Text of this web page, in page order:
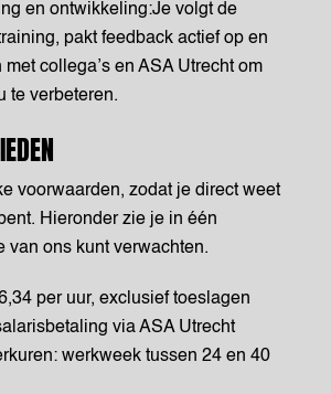
en ontwikkeling:Je volgt de
pakt feedback actief op en
met collega’s en ASA Utrecht om
te verbeteren.
voorwaarden, zodat je direct weet
Hieronder zie je in één
van ons kunt verwachten.
per uur, exclusief toeslagen
via ASA Utrecht
werkweek tussen 24 en 40